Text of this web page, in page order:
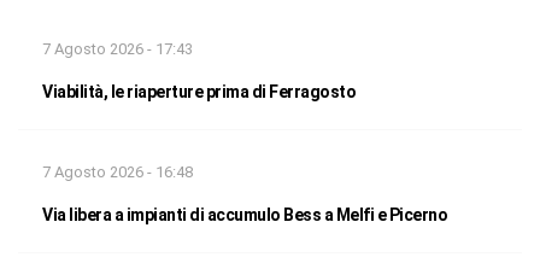
7 Agosto 2026 - 17:43
Viabilità, le riaperture prima di Ferragosto
7 Agosto 2026 - 16:48
Via libera a impianti di accumulo Bess a Melfi e Picerno